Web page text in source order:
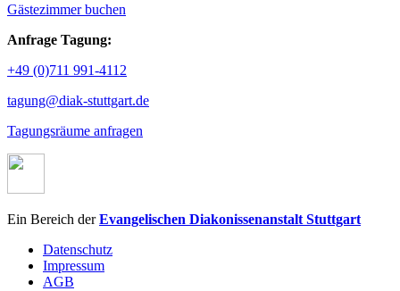
Gästezimmer buchen
Anfrage Tagung:
+49 (0)711 991-4112
tagung@diak-stuttgart.de
Tagungsräume anfragen
Ein Bereich derEvangelischen Diakonissenanstalt Stuttgart
Datenschutz
Impressum
AGB